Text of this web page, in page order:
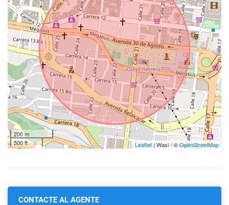
200 m
500 ft
Leaflet | Wasi - ©OpenStreetMap
CONTACTE AL AGENTE